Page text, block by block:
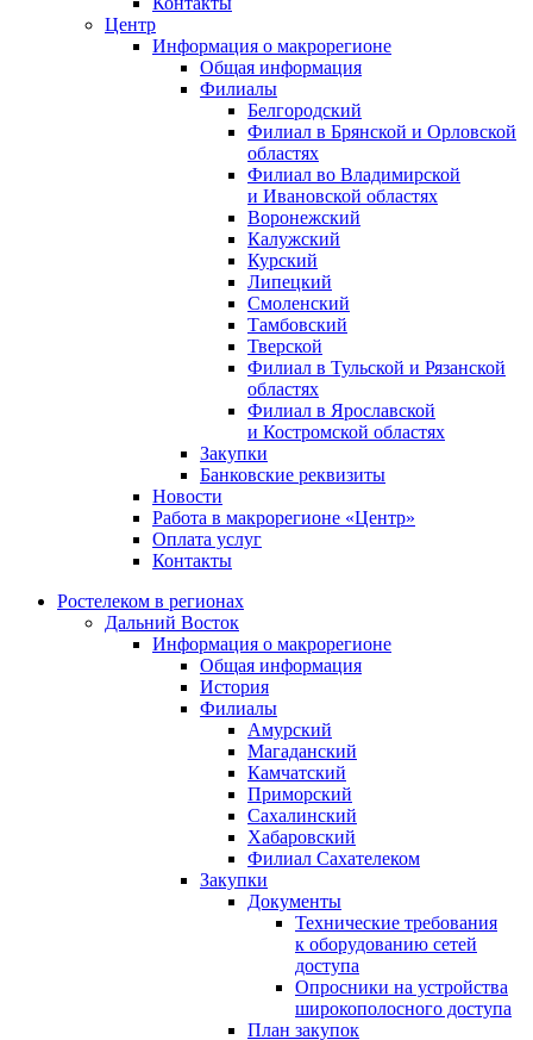
Центр
Информация о макрорегионе
Общая информация
Филиалы
Белгородский
Филиал в Брянской и Орловской
областях
Филиал во Владимирской
и Ивановской областях
Воронежский
Калужский
Курский
Липецкий
Смоленский
Тамбовский
Тверской
Филиал в Тульской и Рязанской
областях
Филиал в Ярославской
и Костромской областях
Закупки
Банковские реквизиты
Новости
Работа в макрорегионе «Центр»
Оплата услуг
Контакты
Ростелеком в регионах
Дальний Восток
Информация о макрорегионе
Общая информация
История
Филиалы
Амурский
Магаданский
Камчатский
Приморский
Сахалинский
Хабаровский
Филиал Сахателеком
Закупки
Документы
Технические требования
к оборудованию сетей
доступа
Опросники на устройства
широкополосного доступа
План закупок